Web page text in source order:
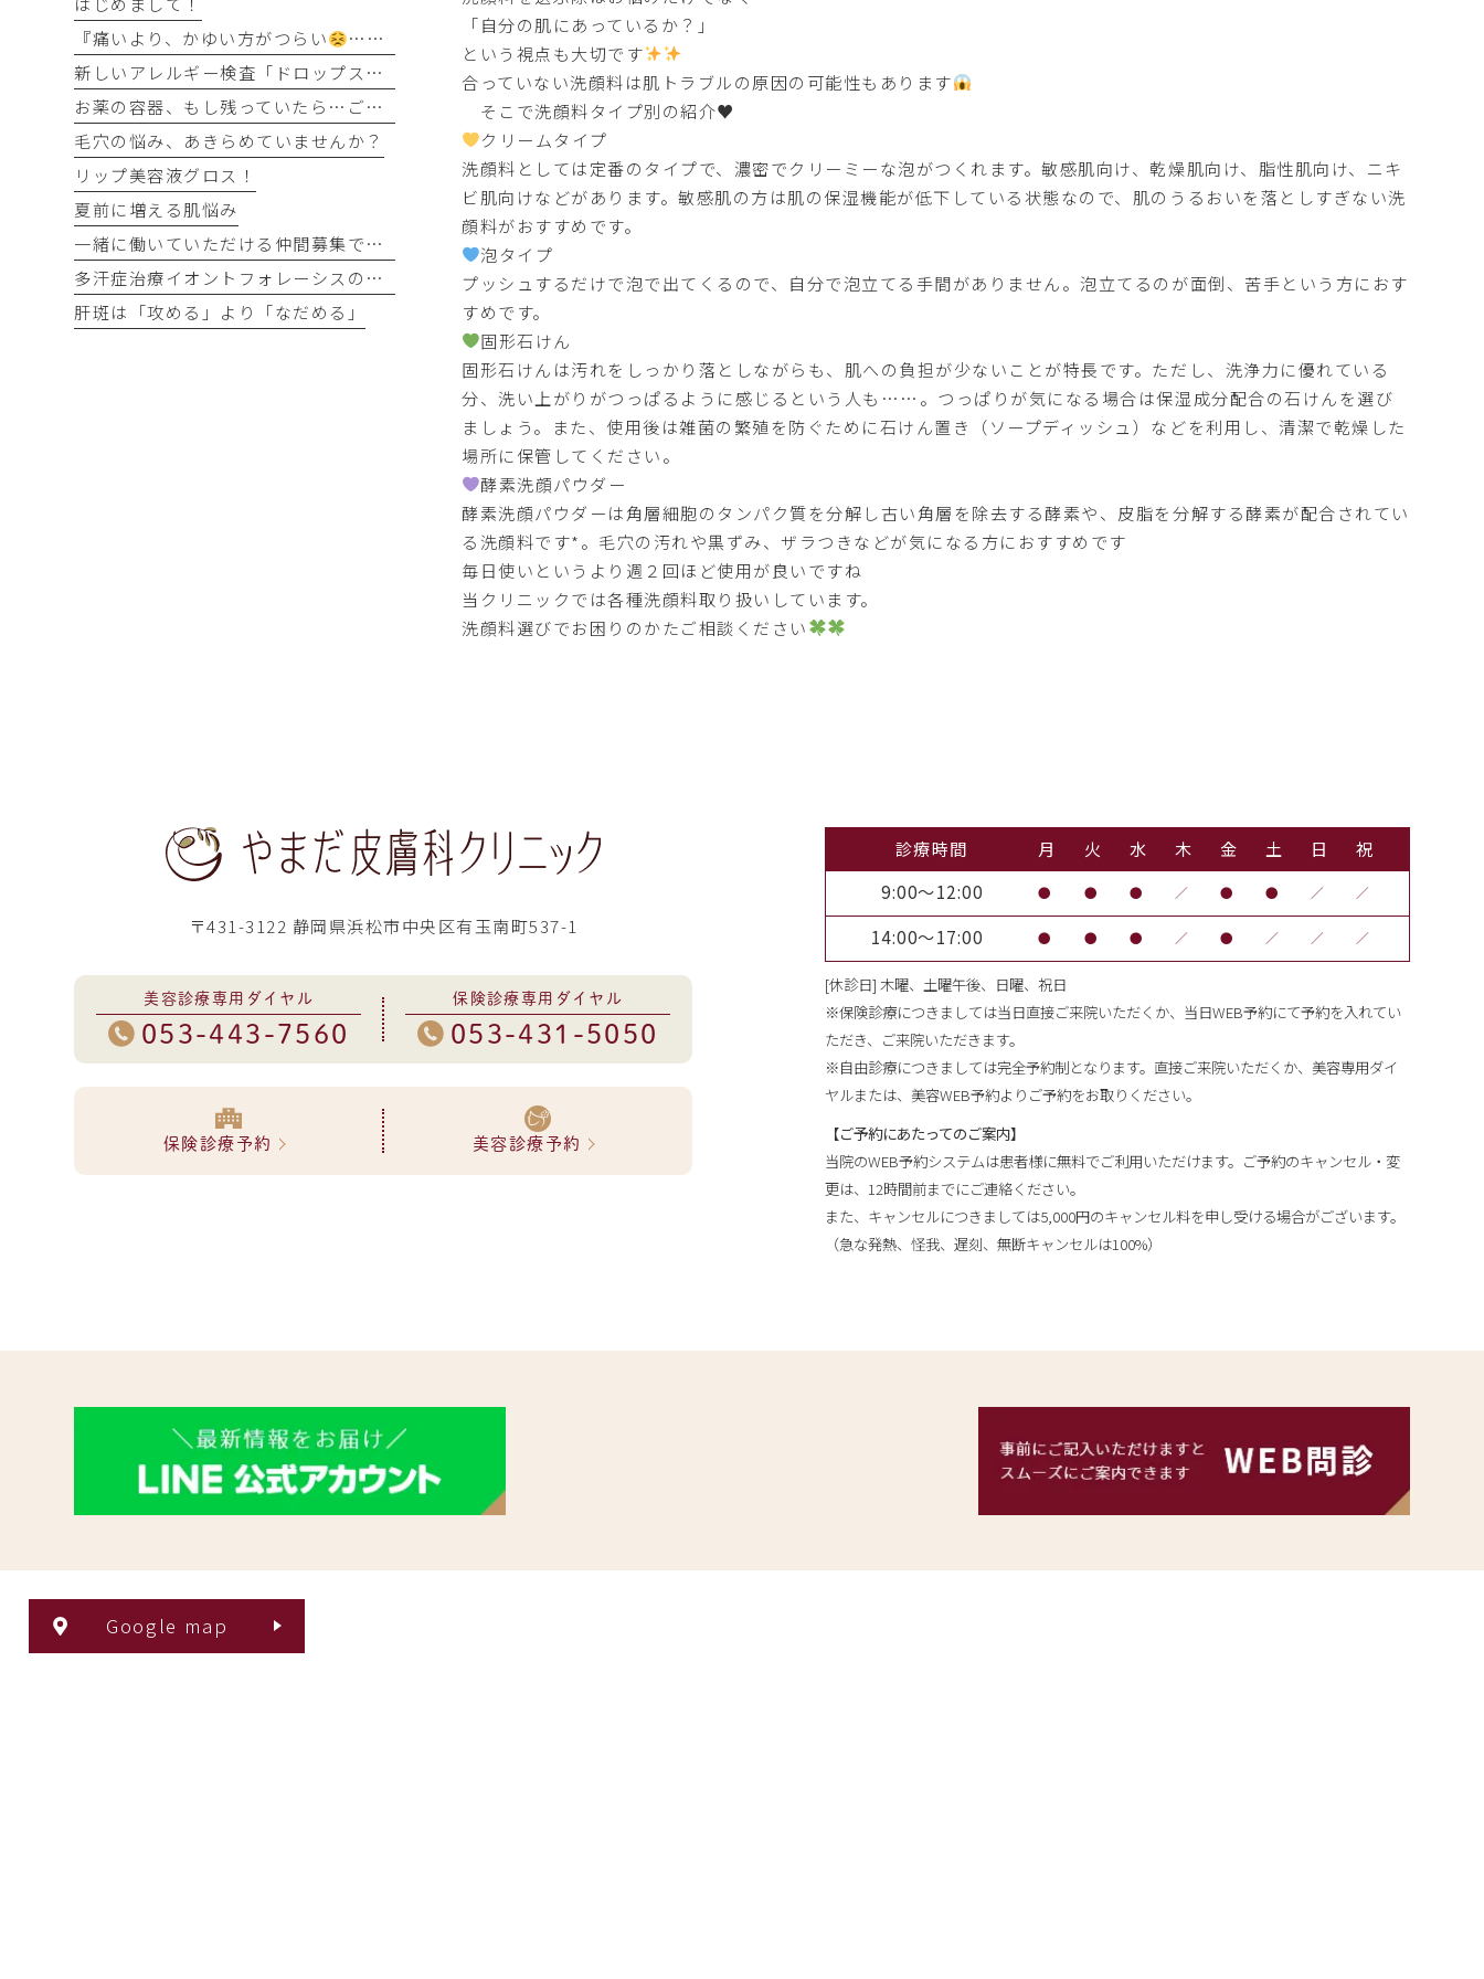
「自分の肌にあっているか？」
という視点も大切です
合っていない洗顔料は肌トラブルの原因の可能性もあります
そこで洗顔料タイプ別の紹介♥️
クリームタイプ
洗顔料としては定番のタイプで、濃密でクリーミーな泡がつくれます。敏感肌向け、乾燥肌向け、脂性肌向け、ニキ
ビ肌向けなどがあります。敏感肌の方は肌の保湿機能が低下している状態なので、肌のうるおいを落としすぎない洗
顔料がおすすめです。
泡タイプ
プッシュするだけで泡で出てくるので、自分で泡立てる手間がありません。泡立てるのが面倒、苦手という方におす
すめです。
固形石けん
固形石けんは汚れをしっかり落としながらも、肌への負担が少ないことが特長です。ただし、洗浄力に優れている
分、洗い上がりがつっぱるように感じるという人も……。つっぱりが気になる場合は保湿成分配合の石けんを選び
ましょう。また、使用後は雑菌の繁殖を防ぐために石けん置き（ソープディッシュ）などを利用し、清潔で乾燥した
場所に保管してください。
酵素洗顔パウダー
酵素洗顔パウダーは角層細胞のタンパク質を分解し古い角層を除去する酵素や、皮脂を分解する酵素が配合されてい
る洗顔料です*。毛穴の汚れや黒ずみ、ザラつきなどが気になる方におすすめです
毎日使いというより週２回ほど使用が良いですね
当クリニックでは各種洗顔料取り扱いしています。
洗顔料選びでお困りのかたご相談ください
『痛いより、かゆい方がつらい
…』そう感じるのには理由があります
新しいアレルギー検査「ドロップスクリーン」を導入しました！
お薬の容器、もし残っていたら…ご協力をお願いします
毛穴の悩み、あきらめていませんか？
リップ美容液グロス！
夏前に増える肌悩み
一緒に働いていただける仲間募集です！
多汗症治療イオントフォレーシスの時間が半分に
肝斑は「攻める」より「なだめる」
〒431-3122 静岡県浜松市中央区有玉南町537-1
美容診療専用ダイヤル
053-443-7560
保険診療専用ダイヤル
053-431-5050
保険診療予約 美容診療予約
診療時間 月 火 水 木 金 土 日
祝
9:00～12:00
● ● ● ／ ● ● ／ ／
14:00～17:00 ● ● ● ／ ● ／ ／ ／
[休診日] 木曜、土曜午後、日曜、祝日
※保険診療につきましては当日直接ご来院いただくか、当日WEB予約にて予約を入れてい
ただき、ご来院いただきます。
※自由診療につきましては完全予約制となります。直接ご来院いただくか、美容専用ダイ
ヤルまたは、美容WEB予約よりご予約をお取りください。
【ご予約にあたってのご案内】
当院のWEB予約システムは患者様に無料でご利用いただけます。ご予約のキャンセル・変
更は、12時間前までにご連絡ください。
また、キャンセルにつきましては5,000円のキャンセル料を申し受ける場合がございます。
（急な発熱、怪我、遅刻、無断キャンセルは100%）
Google map